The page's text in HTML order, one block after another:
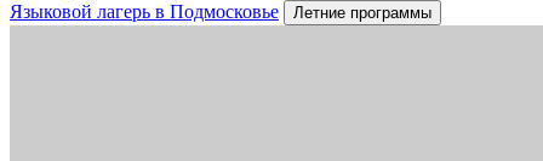
Языковой лагерь в Подмосковье
Летние программы